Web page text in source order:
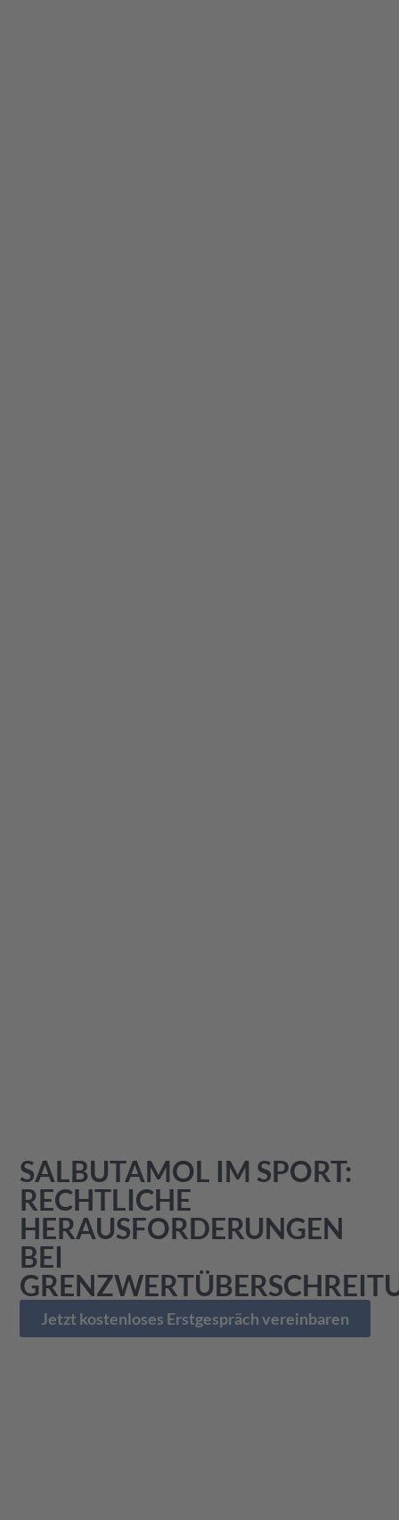
SALBUTAMOL IM SPORT:
RECHTLICHE
HERAUSFORDERUNGEN
BEI
Jetzt kostenloses Erstgespräch vereinbaren